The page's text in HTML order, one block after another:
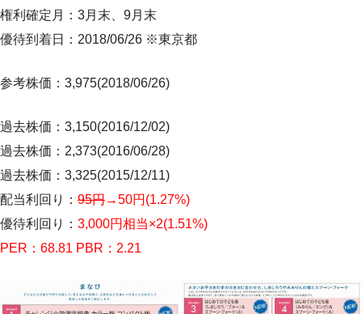
権利確定月：3月末、9月末
優待到着日：2018/06/26 ※東京都
参考株価：3,975(2018/06/26)
過去株価：3,150(2016/12/02)
過去株価：2,373(2016/06/28)
過去株価：3,325(2015/12/11)
配当利回り： 95円→50円(1.27%)
優待利回り： 3,000円相当×2(1.51%)
PER：68.81 PBR：2.21